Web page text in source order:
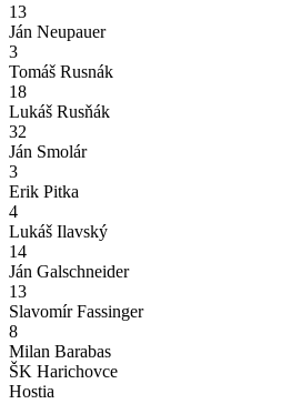
13
Ján Neupauer
3
Tomáš Rusnák
18
Lukáš Rusňák
32
Ján Smolár
3
Erik Pitka
4
Lukáš Ilavský
14
Ján Galschneider
13
Slavomír Fassinger
8
Milan Barabas
ŠK Harichovce
Hostia